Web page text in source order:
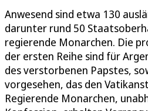
Anwesend sind etwa 130
darunter rund 50
regierende Monarchen. Die
der ersten Reihe sind für
des verstorbenen Papstes,
vorgesehen, das den
Regierende Monarchen,